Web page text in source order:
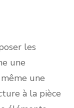
les
une
une
à la pièce